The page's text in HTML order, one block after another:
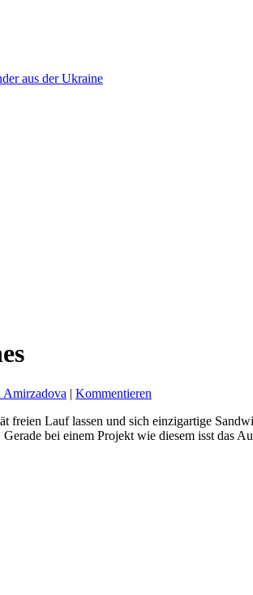
aus der Ukraine
Amirzadova | Kommentieren
Lauf lassen und sich einzigartige
bei einem Projekt wie diesem isst das